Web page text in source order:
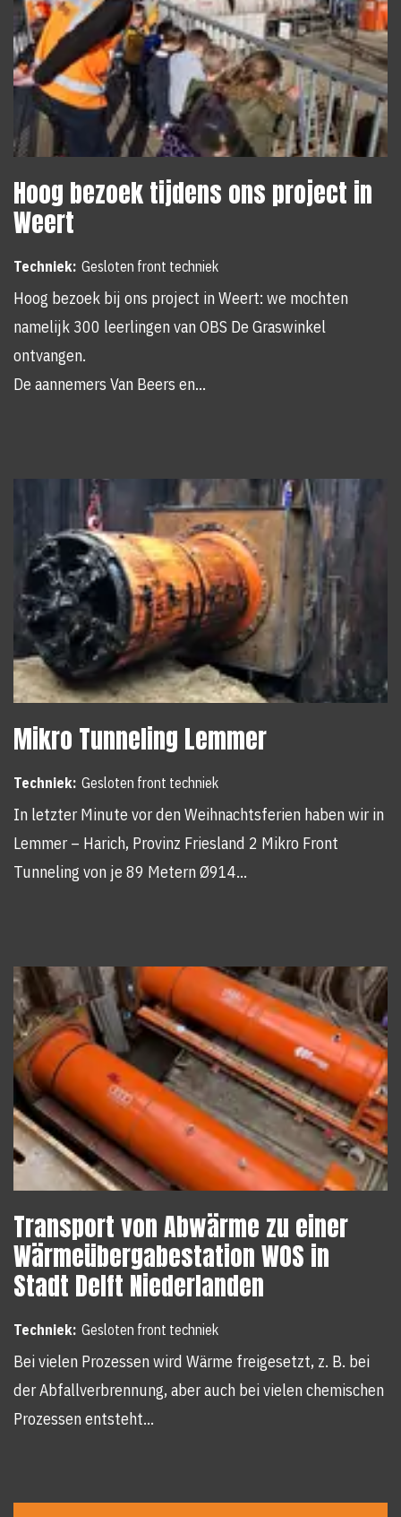
Hoog bezoek tijdens ons project in
Weert
Techniek: Gesloten front techniek
Hoog bezoek bij ons project in Weert: we mochten
namelijk 300 leerlingen van OBS De Graswinkel
ontvangen.
De aannemers Van Beers en…
Mikro Tunneling Lemmer
Techniek: Gesloten front techniek
In letzter Minute vor den Weihnachtsferien haben wir in
Lemmer – Harich, Provinz Friesland 2 Mikro Front
Tunneling von je 89 Metern Ø914…
Transport von Abwärme zu einer
Wärmeübergabestation WOS in
Stadt Delft Niederlanden
Techniek: Gesloten front techniek
Bei vielen Prozessen wird Wärme freigesetzt, z. B. bei
der Abfallverbrennung, aber auch bei vielen chemischen
Prozessen entsteht…